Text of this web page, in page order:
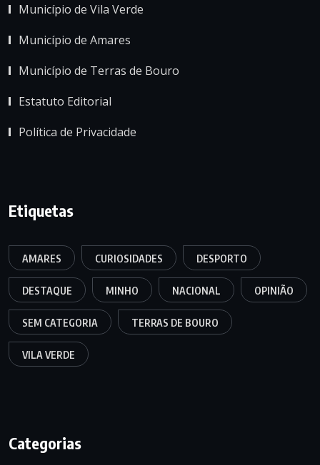
Município de Vila Verde
Município de Amares
Município de Terras de Bouro
Estatuto Editorial
Política de Privacidade
Etiquetas
AMARES CURIOSIDADES DESPORTO
DESTAQUE MINHO NACIONAL OPINIÃO
SEM CATEGORIA TERRAS DE BOURO
VILA VERDE
Categorias